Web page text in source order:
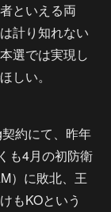
といえる両
計り知れない
選では実現し
しい。
約にて、昨年
も4月の初防衛
）に敗北、王
もKOという